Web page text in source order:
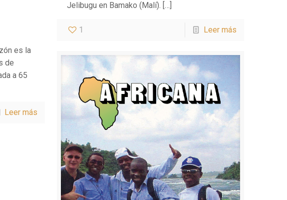
Jelibugu en Bamako (Malí). […]
1 Leer más
es la
de
a 65
Leer más